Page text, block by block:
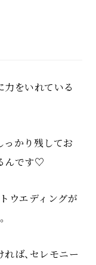
力をいれている
っかり残してお
んです♡
ウエディングが
ば、セレモニー